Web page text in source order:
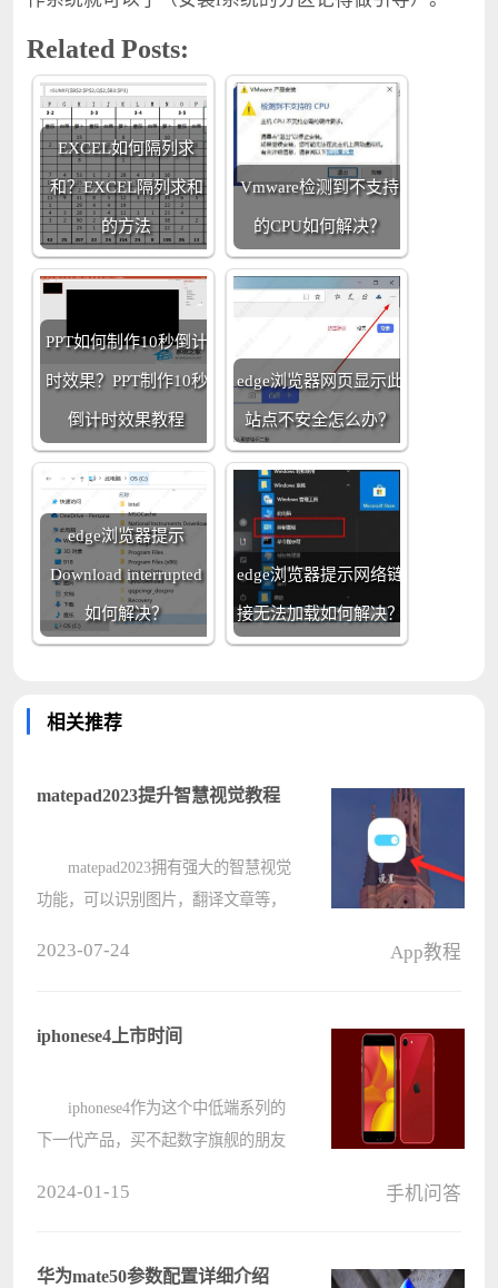
Related Posts:
EXCEL如何隔列求
和？EXCEL隔列求和
的方法
Vmware检测到不支持
的CPU如何解决？
PPT如何制作10秒倒计
时效果？PPT制作10秒
倒计时效果教程
edge浏览器网页显示此
站点不安全怎么办？
edge浏览器提示
Download interrupted
如何解决？
edge浏览器提示网络链
接无法加载如何解决？
相关推荐
matepad2023提升智慧视觉教程
matepad2023拥有强大的智慧视觉
功能，可以识别图片，翻译文章等，
进。 matepad2023怎么提升智
2023-07-24 App教程
iphonese4上市时间
iphonese4作为这个中低端系列的
下一代产品，买不起数字旗舰的朋友
时候发布： 答：iphonese????
2024-01-15 手机问答
华为mate50参数配置详细介绍